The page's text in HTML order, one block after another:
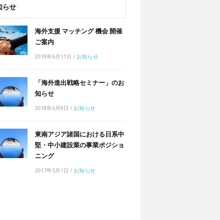
らせ
海外支援 マッチング 機会 開催
ご案内
2018年6月11日 / お知らせ
「海外進出戦略セミナー」のお
知らせ
2018年6月8日 / お知らせ
東南アジア諸国における日系中
堅・中小建設業の事業ポジショ
ニング
2017年5月1日 / お知らせ